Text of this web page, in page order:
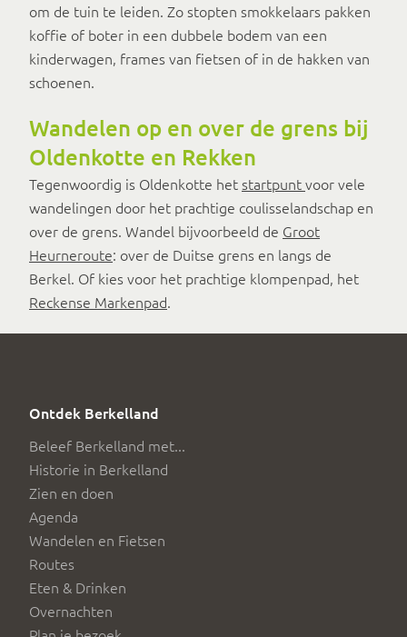
om de tuin te leiden. Zo stopten smokkelaars pakken
koffie of boter in een dubbele bodem van een
kinderwagen, frames van fietsen of in de hakken van
schoenen.
Wandelen op en over de grens bij
Oldenkotte en Rekken
Tegenwoordig is Oldenkotte hetstartpuntvoor vele
wandelingen door het prachtige coulisselandschap en
over de grens. Wandel bijvoorbeeld de Groot
Heurneroute: over de Duitse grens en langs de
Berkel. Of kies voor het prachtige klompenpad, het
Reckense Markenpad.
Ontdek Berkelland
Beleef Berkelland met...
Historie in Berkelland
Zien en doen
Agenda
Wandelen en Fietsen
Routes
Eten & Drinken
Overnachten